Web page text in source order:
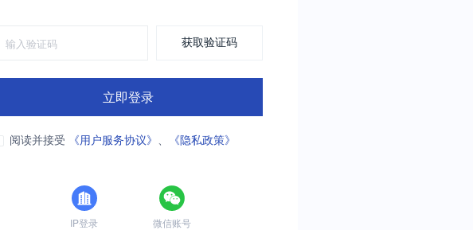
获取验证码
立即登录
阅读并接受 《用户服务协议》 、 《隐私政策》
IP登录 微信账号